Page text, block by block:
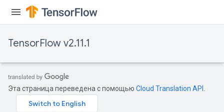
TensorFlow v2.11.1
Эта страница переведена с помощью Cloud Translation API